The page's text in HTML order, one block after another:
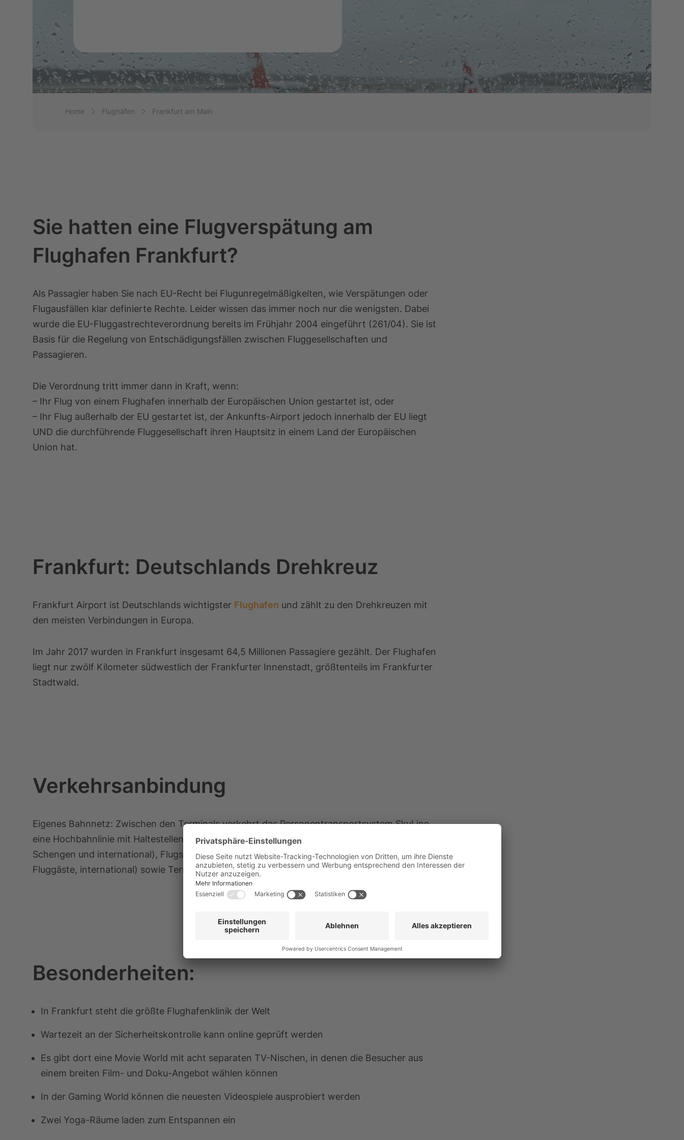
Technischer Defekt am
Flugzeug
Home
Flughäfen Frankfurt am Main
Sie hatten eine Flugverspätung am
Flughafen Frankfurt?
Als Passagier haben Sie nach EU-Recht bei Flugunregelmäßigkeiten, wie Verspätungen oder
Flugausfällen klar definierte Rechte. Leider wissen das immer noch nur die wenigsten. Dabei
wurde die EU-Fluggastrechteverordnung bereits im Frühjahr 2004 eingeführt (261/04). Sie ist
Basis für die Regelung von Entschädigungsfällen zwischen Fluggesellschaften und
Passagieren.
Die Verordnung tritt immer dann in Kraft, wenn:
– Ihr Flug von einem Flughafen innerhalb der Europäischen Union gestartet ist, oder
– Ihr Flug außerhalb der EU gestartet ist, der Ankunfts-Airport jedoch innerhalb der EU liegt
UND die durchführende Fluggesellschaft ihren Hauptsitz in einem Land der Europäischen
Union hat.
Frankfurt: Deutschlands Drehkreuz
Frankfurt Airport ist Deutschlands wichtigster Flughafen und zählt zu den Drehkreuzen mit
den meisten Verbindungen in Europa.
Im Jahr 2017 wurden in Frankfurt insgesamt 64,5 Millionen Passagiere gezählt. Der Flughafen
liegt nur zwölf Kilometer südwestlich der Frankfurter Innenstadt, größtenteils im Frankfurter
Stadtwald.
Verkehrsanbindung
Eigenes Bahnnetz: Zwischen den Terminals verkehrt das Personentransportsystem SkyLine,
eine Hochbahnlinie mit Haltestellen in Terminal 1 Flugsteige A/Z (nur für Fluggäste, national,
Schengen und international), Flugsteige BC (auch für Besucher) und Flugsteig C (nur für
Fluggäste, international) sowie Terminal 2 Flugsteige DE.
Besonderheiten:
In Frankfurt steht die größte Flughafenklinik der Welt
Wartezeit an der Sicherheitskontrolle kann online geprüft werden
Es gibt dort eine Movie World mit acht separaten TV-Nischen, in denen die Besucher aus
einem breiten Film- und Doku-Angebot wählen können
In der Gaming World können die neuesten Videospiele ausprobiert werden
Zwei Yoga-Räume laden zum Entspannen ein